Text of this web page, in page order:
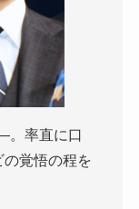
。率直に口
の覚悟の程を